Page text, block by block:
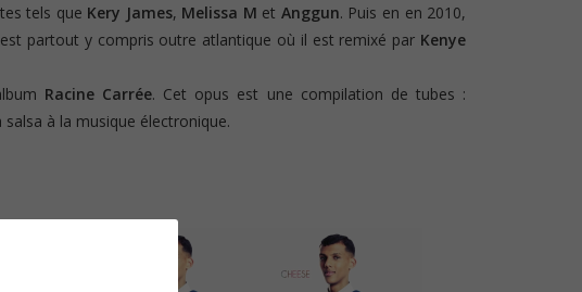
tels que Kery James, Melissa M et Anggun. Puis en en 2010,
partout y compris outre atlantique où il est remixé par Kenye
Racine Carrée. Cet opus est une compilation de tubes :
à la musique électronique.